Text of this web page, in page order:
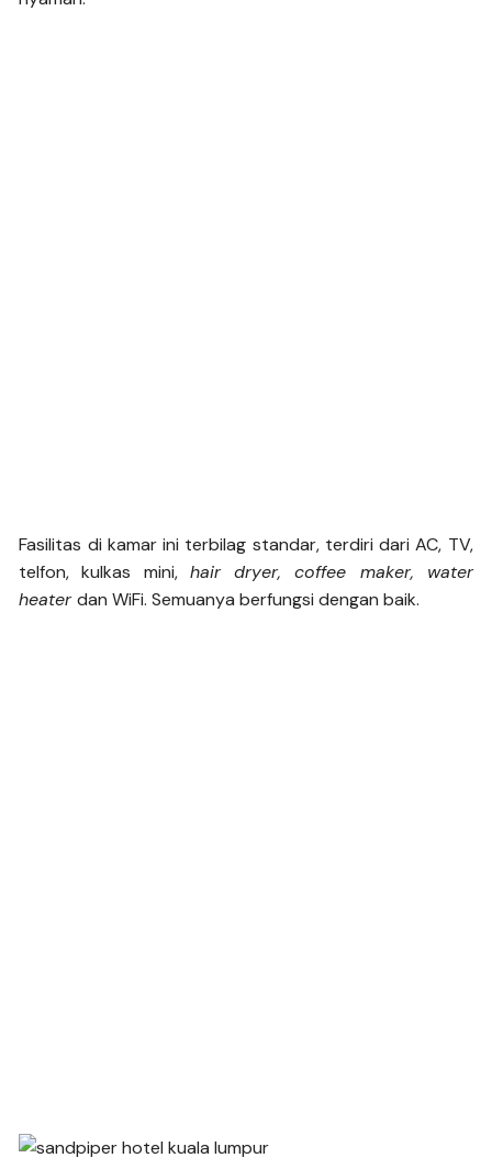
Fasilitas di kamar ini terbilag standar, terdiri dari AC, TV,
telfon, kulkas mini, hair dryer, coffee maker, water
heaterdan WiFi. Semuanya berfungsi dengan baik.